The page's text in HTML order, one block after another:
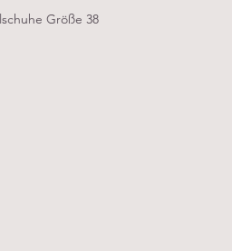
Größe 38